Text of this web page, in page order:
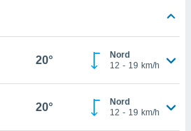
20°
Nord
12 - 19 km/h
20°
Nord
12 - 19 km/h